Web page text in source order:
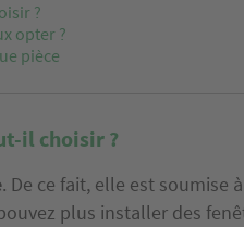
?
opter ?
pièce
il choisir ?
. De ce fait, elle est soumise
plus installer des